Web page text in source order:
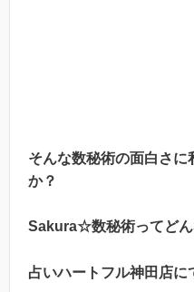
そんな数秘術の面白さ
か？
Sakura☆数秘術ってどん
占いハートフル神田店に